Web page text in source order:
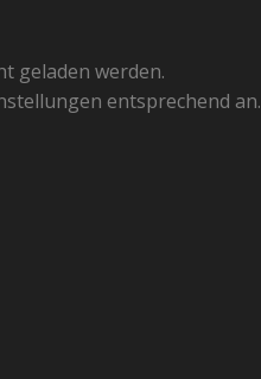
geladen werden.
entsprechend an.